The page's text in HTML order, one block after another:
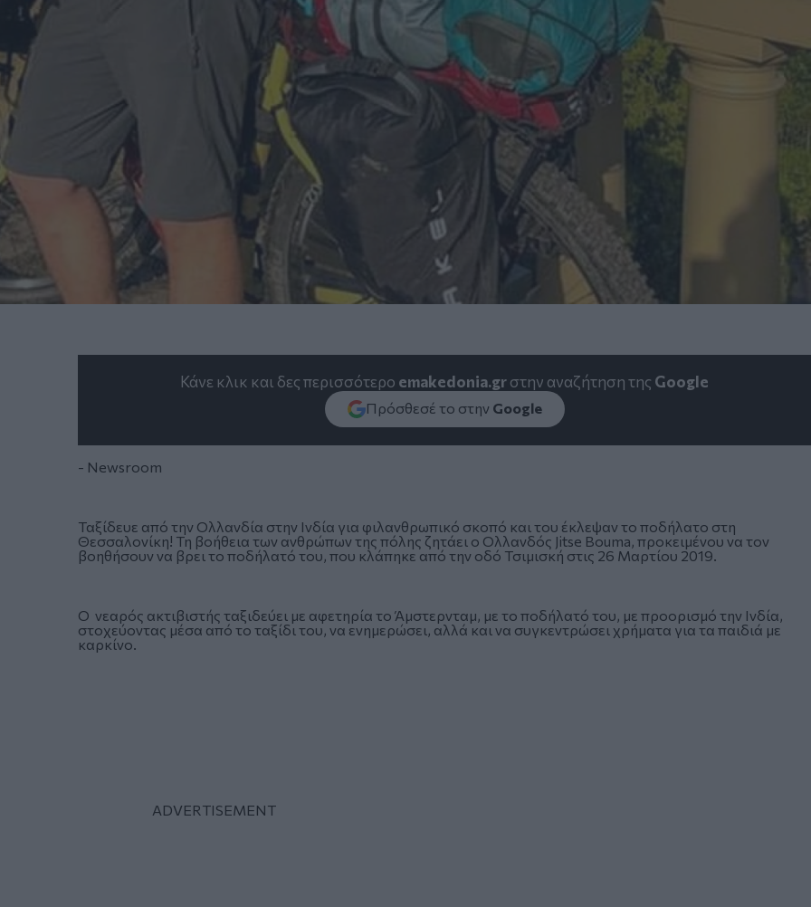
Κάνε κλικ και δες περισσότερο emakedonia.grστην αναζήτηση της Google
Πρόσθεσέ το στην Google
- Newsroom
Ταξίδευε από την Ολλανδία στην Ινδία για φιλανθρωπικό σκοπό και του έκλεψαν το ποδήλατο στη
Θεσσαλονίκη! Τη βοήθεια των ανθρώπων της πόλης ζητάει ο Ολλανδός Jitse Bouma, προκειμένου να τον
βοηθήσουν να βρει το ποδήλατό του, που κλάπηκε από την οδό Τσιμισκή στις 26 Μαρτίου 2019.
Ο νεαρός ακτιβιστής ταξιδεύει με αφετηρία το Άμστερνταμ, με το ποδήλατό του, με προορισμό την Ινδία,
στοχεύοντας μέσα από το ταξίδι του, να ενημερώσει, αλλά και να συγκεντρώσει χρήματα για τα παιδιά με
καρκίνο.